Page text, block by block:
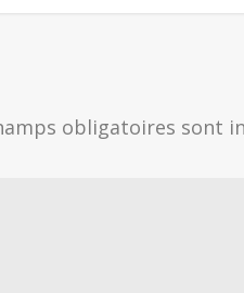
obligatoires sont